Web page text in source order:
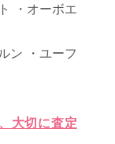
・オーボエ
ン ・ユーフ
大切に査定